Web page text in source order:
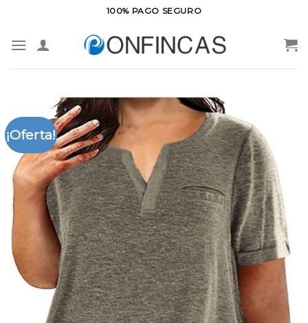
contenido
100% PAGO SEGURO
¡Oferta!